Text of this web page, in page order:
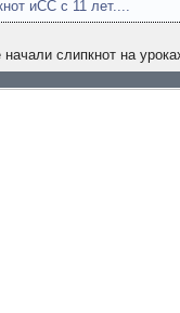
иСС с 11 лет....
слипкнот на